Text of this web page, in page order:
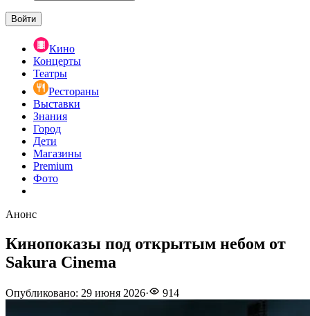
Войти
Кино
Концерты
Театры
Рестораны
Выставки
Знания
Город
Дети
Магазины
Premium
Фото
Анонс
Кинопоказы под открытым небом от
Sakura Cinema
Опубликовано: 29 июня 2026· 914